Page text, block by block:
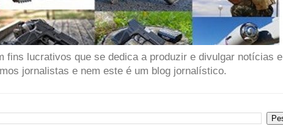
fins lucrativos que se dedica a produzir e divulgar notícias e
jornalistas e nem este é um blog jornalístico.